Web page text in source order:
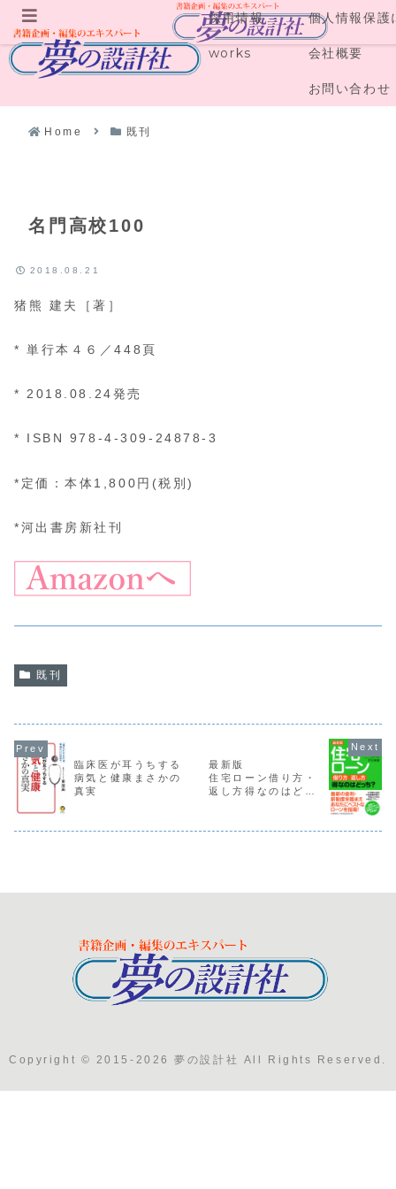
採用情報 個人情報保護
works 会社概要
お問い合わせ
Home 既刊
名門高校100
2018.08.21
猪熊 建夫［著］
* 単行本４６／448頁
* 2018.08.24発売
* ISBN 978-4-309-24878-3
*定価：本体1,800円(税別)
*河出書房新社刊
既刊
臨床医が耳うちする
病気と健康まさかの
真実
最新版
住宅ローン借り方・
返し方得なのはどっ
Copyright © 2015-2026 夢の設計社 All Rights Reserved.
メニュー